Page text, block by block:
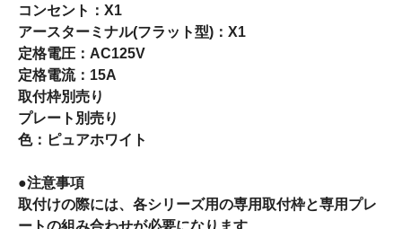
コンセント：X1
アースターミナル(フラット型)：X1
定格電圧：AC125V
定格電流：15A
取付枠別売り
プレート別売り
色：ピュアホワイト
●注意事項
取付けの際には、各シリーズ用の専用取付枠と専用プレ
ートの組み合わせが必要になります